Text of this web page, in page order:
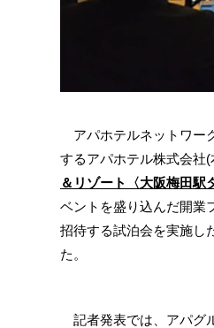
アパホテルネットワー
するアパホテル株式会社(
＆リゾート〈大阪梅田駅
ベントを盛り込んだ開業
招待する試泊会を実施し
た。
記者発表では、アパグ